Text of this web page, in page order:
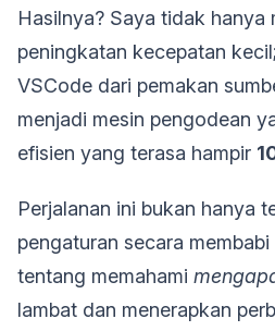
Hasilnya? Saya tidak hanya
peningkatan kecepatan
VSCode dari pemakan
menjadi mesin pengodean
efisien yang terasa hampir
Perjalanan ini bukan hanya
pengaturan secara
tentang memahami
lambat dan menerapkan